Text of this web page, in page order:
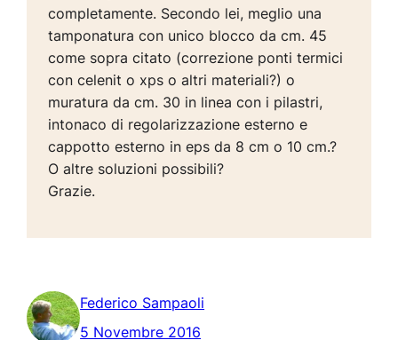
completamente. Secondo lei, meglio una
tamponatura con unico blocco da cm. 45
come sopra citato (correzione ponti termici
con celenit o xps o altri materiali?) o
muratura da cm. 30 in linea con i pilastri,
intonaco di regolarizzazione esterno e
cappotto esterno in eps da 8 cm o 10 cm.?
O altre soluzioni possibili?
Grazie.
Federico Sampaoli
5 Novembre 2016